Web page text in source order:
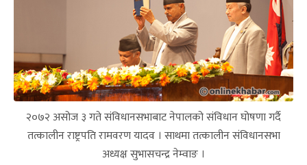
२०७२ असोज ३ गते संविधानसभाबाट नेपालको संविधान घोषणा गर्दै
तत्कालीन राष्ट्रपति रामवरण यादव । साथमा तत्कालीन संविधानसभा
अध्यक्ष सुभासचन्द्र नेम्वाङ ।